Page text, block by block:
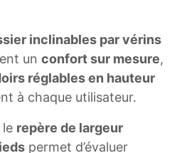
inclinables par vérins
un confort sur mesure,
réglables en hauteur
à chaque utilisateur.
repère de largeur
permet d’évaluer